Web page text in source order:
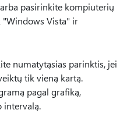
arba pasirinkite kompiuterių
Vista" ir
numatytąsias parinktis, jei
tik vieną kartą.
pagal grafiką,
intervalą.